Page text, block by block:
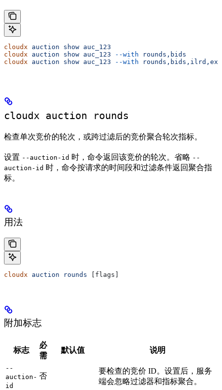
cloudx auction show auc_123
cloudx auction show auc_123 --with rounds,bids
cloudx auction show auc_123 --with
cloudx auction rounds
检查单次竞价的轮次，或跨过滤后的竞价聚合轮次指标。
设置 --auction-id 时，命令返回该竞价的轮次。省略 --
auction-id 时，命令按请求的时间段和过滤条件返回聚合指
标。
用法
cloudx auction rounds [flags]
附加标志
标志
必
需
默认值 说明
--
auction-
id
否
要检查的竞价 ID。设置后，服务
端会忽略过滤器和指标聚合。